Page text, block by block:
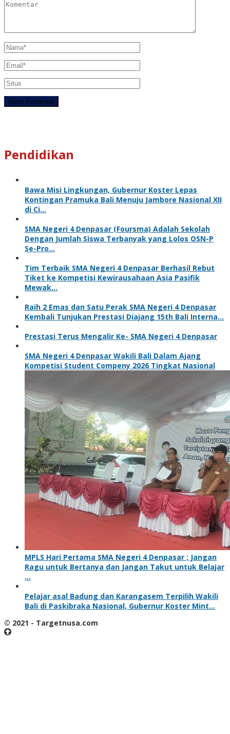
Pendidikan
Bawa Misi Lingkungan, Gubernur Koster Lepas
Kontingan Pramuka Bali Menuju Jambore Nasional XII
di Ci…
SMA Negeri 4 Denpasar (Foursma) Adalah Sekolah
Dengan Jumlah Siswa Terbanyak yang Lolos OSN-P
Se-Pro…
Tim Terbaik SMA Negeri 4 Denpasar Berhasil Rebut
Tiket ke Kompetisi Kewirausahaan Asia Pasifik
Mewak…
Raih 2 Emas dan Satu Perak SMA Negeri 4 Denpasar
Kembali Tunjukan Prestasi Diajang 15th Bali Interna…
Prestasi Terus Mengalir Ke- SMA Negeri 4 Denpasar
SMA Negeri 4 Denpasar Wakili Bali Dalam Ajang
Kompetisi Student Compeny 2026 Tingkat Nasional
MPLS Hari Pertama SMA Negeri 4 Denpasar ; Jangan
Ragu untuk Bertanya dan Jangan Takut untuk Belajar
…
Pelajar asal Badung dan Karangasem Terpilih Wakili
Bali di Paskibraka Nasional, Gubernur Koster Mint…
© 2021 - Targetnusa.com